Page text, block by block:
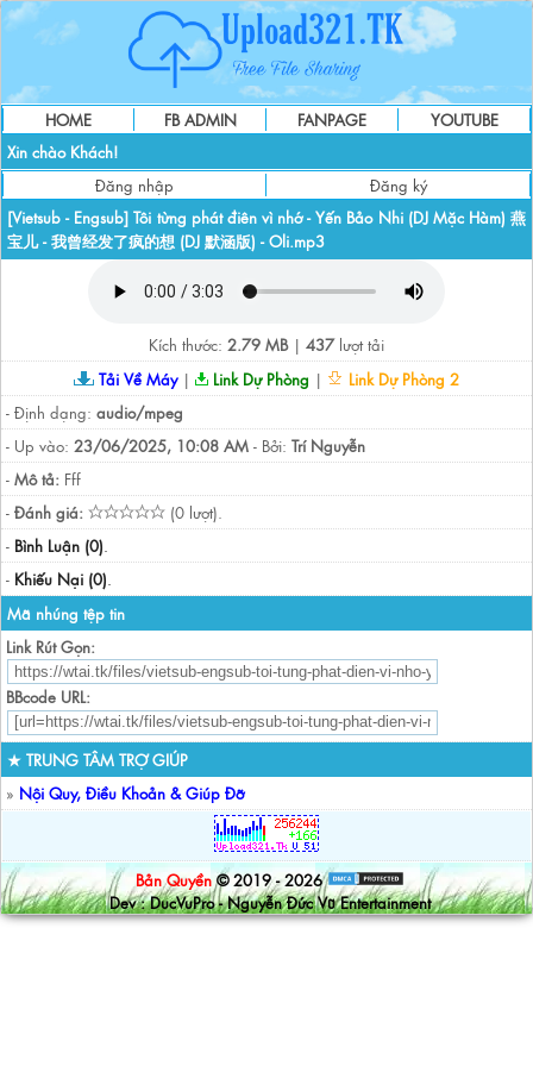
HOME FB ADMIN FANPAGE
YOUTUBE
Xin chào Khách!
Đăng nhập
Đăng ký
[Vietsub - Engsub] Tôi từng phát điên vì nhớ - Yến Bảo Nhi (DJ Mặc Hàm) 燕
宝儿 - 我曾经发了疯的想 (DJ 默涵版) - Oli.mp3
Kích thước: 2.79 MB| 437lượt tải
Tải Về Máy| Link Dự Phòng |
Link Dự Phòng 2
- Định dạng: audio/mpeg
- Up vào: 23/06/2025, 10:08 AM - Bởi: Trí Nguyễn
- Mô tả: Fff
- Đánh giá:
(0 lượt).
- Bình Luận (0).
- Khiếu Nại (0).
Mã nhúng tệp tin
Link Rút Gọn:
BBcode URL:
★ TRUNG TÂM TRỢ GIÚP
» Nội Quy, Điều Khoản & Giúp Đỡ
Bản Quyền © 2019 - 2026
Dev : DucVuPro - Nguyễn Đức Vũ Entertainment